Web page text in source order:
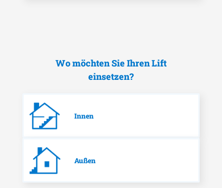
Wo möchten Sie Ihren Lift
einsetzen?
Innen
Außen